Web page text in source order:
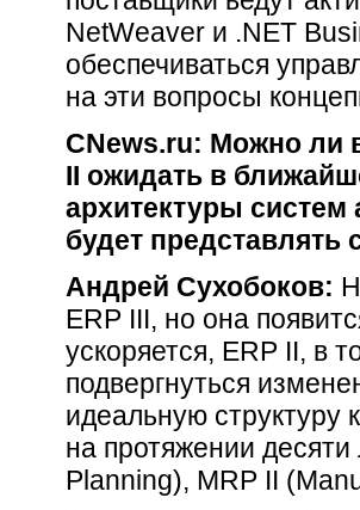
NetWeaver и .NET
обеспечиваться
на эти вопросы
CNews.ru: Можно ли
II ожидать в
архитектуры
будет представлять
Андрей Сухобоков:
ERP III, но она
ускоряется, ERP II, в
подвергнуться
идеальную структуру
на протяжении
Planning), MRP II